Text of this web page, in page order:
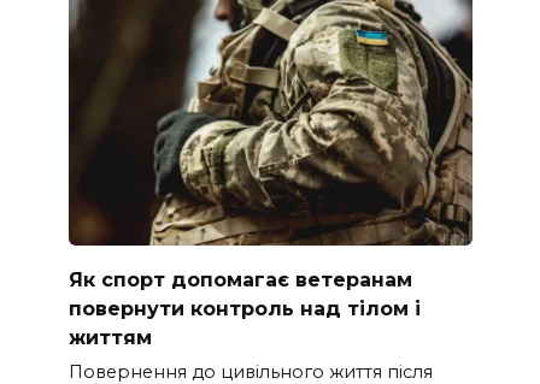
Як спорт допомагає ветеранам
повернути контроль над тілом і
життям
Повернення до цивільного життя після